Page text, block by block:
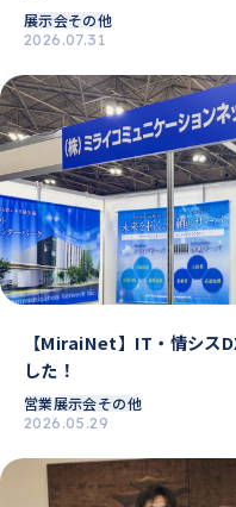
展示会その他
2026.07.31
【MiraiNet】IT・情シス
した！
営業展示会その他
2026.05.29